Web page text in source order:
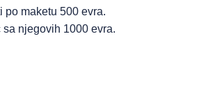
po maketu 500 evra.
njegovih 1000 evra.